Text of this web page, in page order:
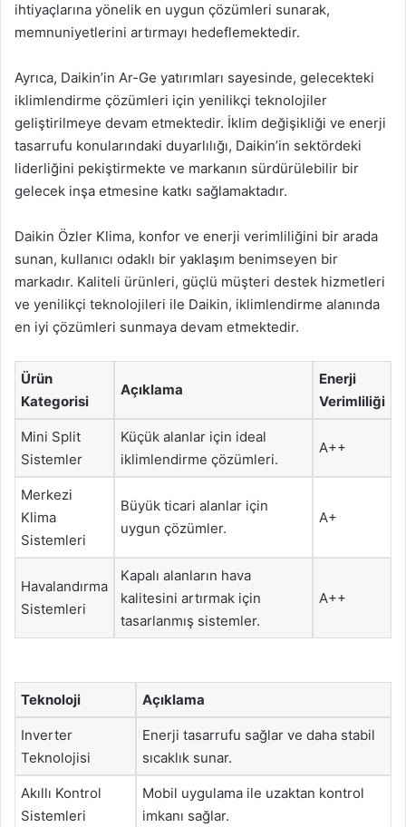
ihtiyaçlarına yönelik en uygun çözümleri sunarak,
memnuniyetlerini artırmayı hedeflemektedir.
Ayrıca, Daikin’in Ar-Ge yatırımları sayesinde, gelecekteki
iklimlendirme çözümleri için yenilikçi teknolojiler
geliştirilmeye devam etmektedir. İklim değişikliği ve enerji
tasarrufu konularındaki duyarlılığı, Daikin’in sektördeki
liderliğini pekiştirmekte ve markanın sürdürülebilir bir
gelecek inşa etmesine katkı sağlamaktadır.
Daikin Özler Klima, konfor ve enerji verimliliğini bir arada
sunan, kullanıcı odaklı bir yaklaşım benimseyen bir
markadır. Kaliteli ürünleri, güçlü müşteri destek hizmetleri
ve yenilikçi teknolojileri ile Daikin, iklimlendirme alanında
en iyi çözümleri sunmaya devam etmektedir.
Ürün
Kategorisi
Açıklama
Enerji
Verimliliği
Mini Split
Sistemler
Küçük alanlar için ideal
iklimlendirme çözümleri.
A++
Merkezi
Klima
Sistemleri
Büyük ticari alanlar için
uygun çözümler.
A+
Havalandırma
Sistemleri
Kapalı alanların hava
kalitesini artırmak için
tasarlanmış sistemler.
A++
Teknoloji Açıklama
Inverter
Teknolojisi
Enerji tasarrufu sağlar ve daha stabil
sıcaklık sunar.
Akıllı Kontrol
Sistemleri
Mobil uygulama ile uzaktan kontrol
imkanı sağlar.